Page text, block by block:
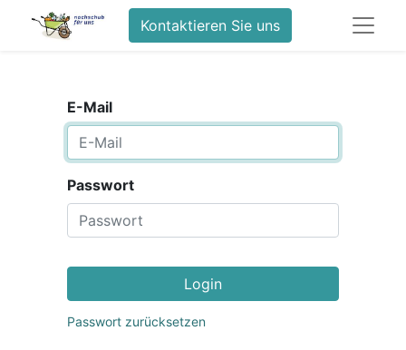
Kontaktieren Sie uns
E-Mail
Passwort
Login
Passwort zurücksetzen